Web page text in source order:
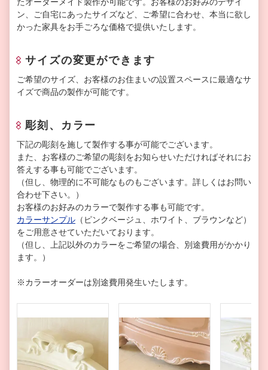
ン、ご自宅にあったサイズなど、ご希望に合わせ、本当に欲し
かった家具をお手ごろな価格で提供いたします。
サイズの変更ができます
ご希望のサイズ、お客様のお住まいの設置スペースに最適なサ
イズで商品の製作が可能です。
彫刻、カラー
下記の彫刻を施して製作する事が可能でございます。
また、お客様のご希望の彫刻をお知らせいただければそれにお
答えする事も可能でございます。
（但し、物理的に不可能なものもございます。詳しくはお問い
合わせ下さい。）
お客様のお好みのカラーで製作する事も可能です。
カラーサンプル （ピンクベージュ、ホワイト、ブラウンなど）
をご用意させていただいております。
（但し、上記以外のカラーをご希望の場合、別途費用がかかり
ます。）
※カラーオーダーは別途費用発生いたします。